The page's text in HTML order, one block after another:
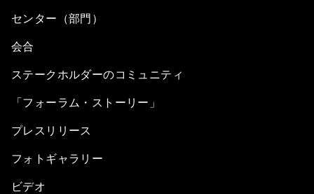
センター（部門）
会合
ステークホルダーのコミュニティ
「フォーラム・ストーリー」
プレスリリース
フォトギャラリー
ビデオ